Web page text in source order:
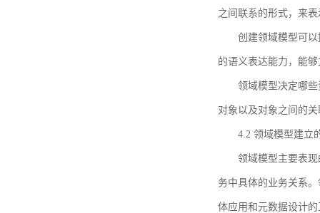
之间联系的形式，来
创建领域模型可
的语义表达能力，能
领域模型决定哪
对象以及对象之间的
4.2 领域模型建立
领域模型主要表
务中具体的业务关系
体应用和元数据设计